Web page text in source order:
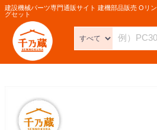
建設機械パーツ専門通販サイト 建機部品販売 Oリン
グセット